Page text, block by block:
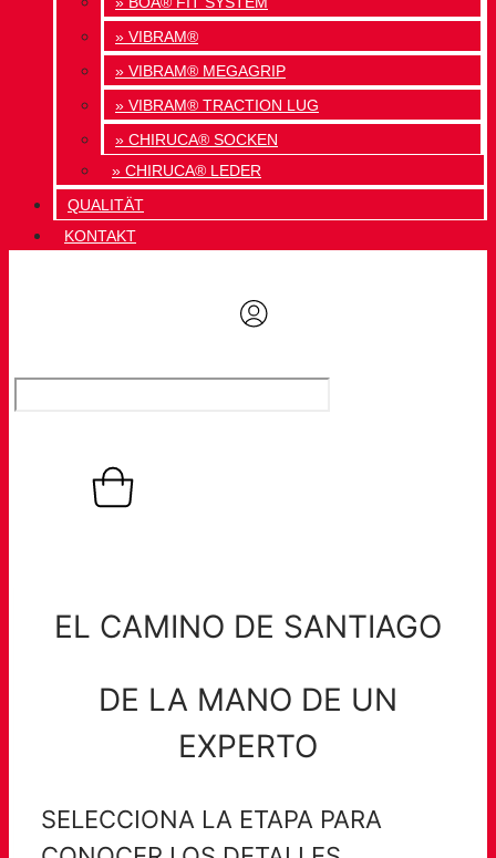
» VIBRAM®
» VIBRAM® MEGAGRIP
» VIBRAM® TRACTION LUG
» CHIRUCA® SOCKEN
» CHIRUCA® LEDER
QUALITÄT
KONTAKT
EL CAMINO DE SANTIAGO
DE LA MANO DE UN
EXPERTO
SELECCIONA LA ETAPA PARA